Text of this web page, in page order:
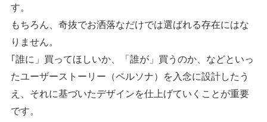
す。
もちろん、奇抜でお洒落なだけでは選ばれる存在にはな
りません。
｢誰に」買ってほしいか、「誰が」買うのか、などといっ
たユーザーストーリー（ペルソナ）を入念に設計したう
え、それに基づいたデザインを仕上げていくことが重要
です。